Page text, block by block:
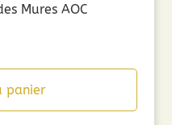
Mures AOC
panier